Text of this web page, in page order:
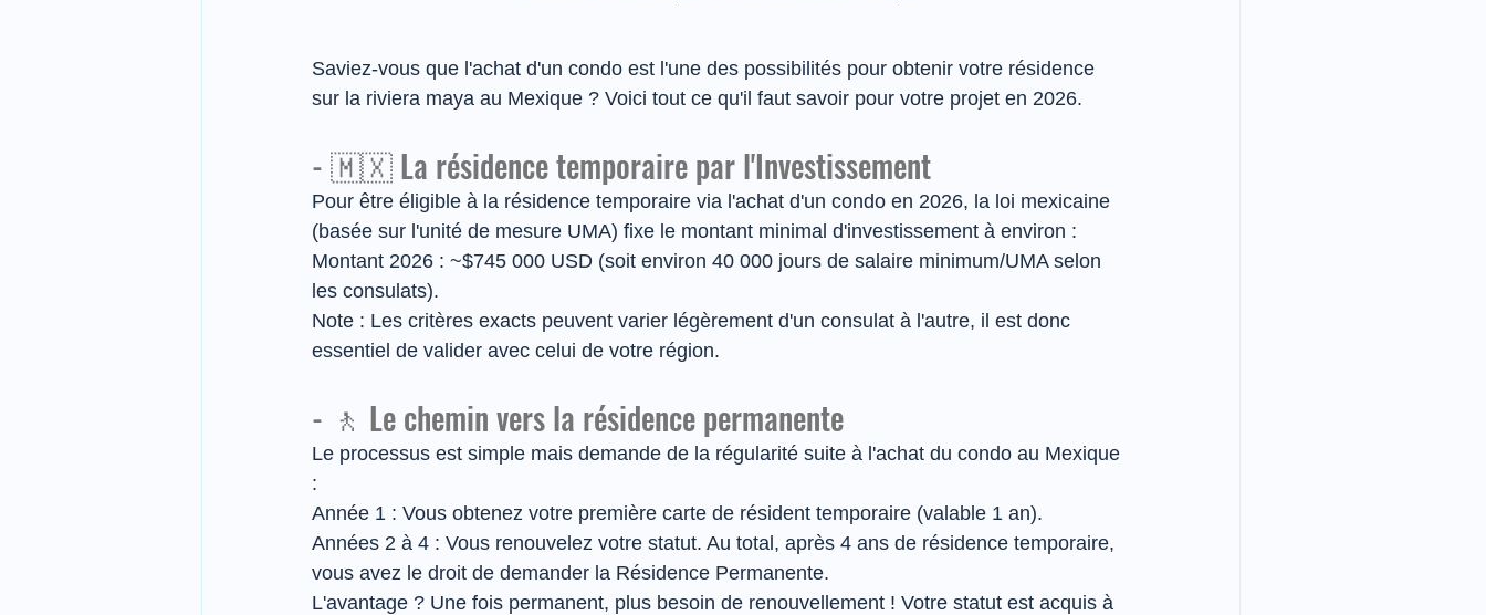
Saviez-vous que l'achat d'un condo est l'une des possibilités pour obtenir votre résidence
sur la riviera maya au Mexique ? Voici tout ce qu'il faut savoir pour votre projet en 2026.
- 🇲🇽 La résidence temporaire par l'Investissement
Pour être éligible à la résidence temporaire via l'achat d'un condo en 2026, la loi mexicaine
(basée sur l'unité de mesure UMA) fixe le montant minimal d'investissement à environ :
Montant 2026 : ~$745 000 USD (soit environ 40 000 jours de salaire minimum/UMA selon
les consulats).
Note : Les critères exacts peuvent varier légèrement d'un consulat à l'autre, il est donc
essentiel de valider avec celui de votre région.
- 🚶 Le chemin vers la résidence permanente
Le processus est simple mais demande de la régularité suite à l'achat du condo au Mexique
:
Année 1 : Vous obtenez votre première carte de résident temporaire (valable 1 an).
Années 2 à 4 : Vous renouvelez votre statut. Au total, après 4 ans de résidence temporaire,
vous avez le droit de demander la Résidence Permanente.
L'avantage ? Une fois permanent, plus besoin de renouvellement ! Votre statut est acquis à